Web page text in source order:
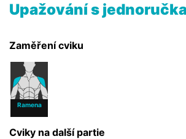
Upažování s
Zaměření cviku
Ramena
Cviky na další partie